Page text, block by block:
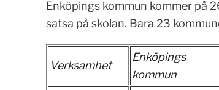
Enköpings kommun kommer på
satsa på skolan. Bara 23
Verksamhet
Enköpings
kommun